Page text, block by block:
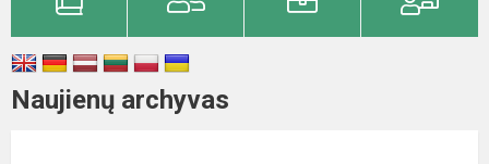
Naujienų archyvas